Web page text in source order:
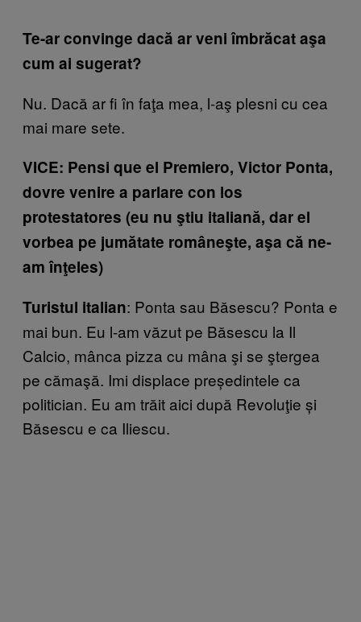
Te-ar convinge dacă ar veni îmbrăcat aşa
cum ai sugerat?
Nu. Dacă ar fi în faţa mea, l-aş plesni cu cea
mai mare sete.
VICE: Pensi que el Premiero, Victor Ponta,
dovre venire a parlare con los
protestatores (eu nu ştiu italiană, dar el
vorbea pe jumătate româneşte, aşa că ne-
am înţeles)
Turistul italian: Ponta sau Băsescu? Ponta e
mai bun. Eu l-am văzut pe Băsescu la Il
Calcio, mânca pizza cu mâna şi se ştergea
pe cămaşă. Imi displace președintele ca
politician. Eu am trăit aici după Revoluţie și
Băsescu e ca Iliescu.